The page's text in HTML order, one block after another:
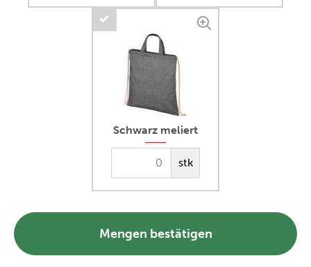
Schwarz meliert
stk
Mengen bestätigen